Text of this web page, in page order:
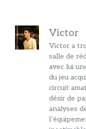
Victor
Victor a
salle de
avec lui
du jeu
circuit
désir de
analyses